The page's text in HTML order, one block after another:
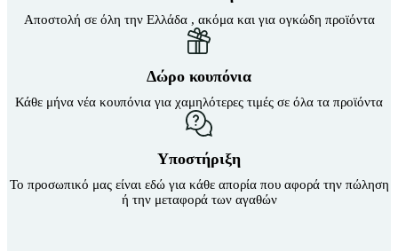
Αποστολή σε όλη την Ελλάδα , ακόμα και για ογκώδη προϊόντα
Δώρο κουπόνια
Κάθε μήνα νέα κουπόνια για χαμηλότερες τιμές σε όλα τα προϊόντα
Υποστήριξη
Το προσωπικό μας είναι εδώ για κάθε απορία που αφορά την πώληση
ή την μεταφορά των αγαθών